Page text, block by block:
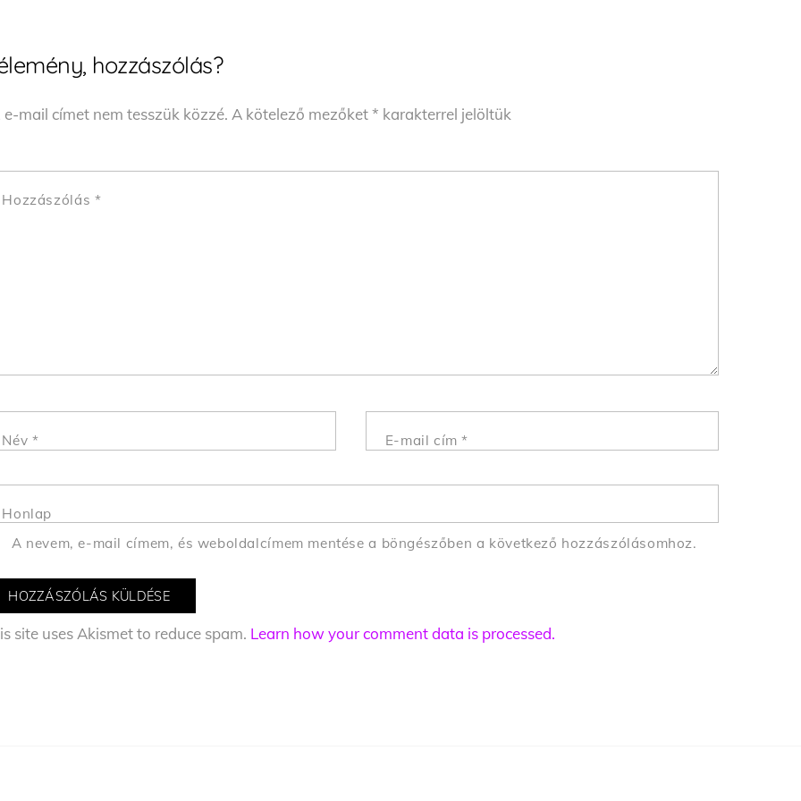
hozzászólás?
e-mail címet nem tesszük közzé. A kötelező mezőket* karakterrel jelöltük
Hozzászólás *
Név * E-mail cím*
Honlap
A nevem, e-mail címem, és weboldalcímem mentése a böngészőben a következő hozzászólásomhoz.
site uses Akismet to reduce spam. Learn how your comment data is processed.